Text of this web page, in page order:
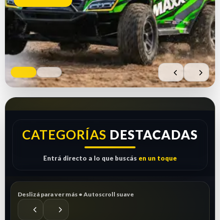
Comprar ahora Ver repuestos
CATEGORÍAS DESTACADAS
Entrá directo a lo que buscás en un toque
Deslizá para ver más • Autoscroll suave